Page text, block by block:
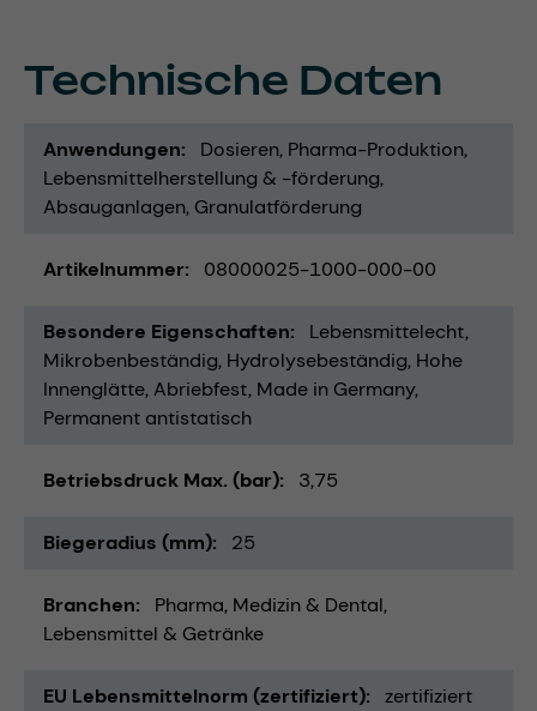
Technische Daten
Anwendungen Dosieren Pharma-Produktion
Lebensmittelherstellung & -förderung
Absauganlagen Granulatförderung
Artikelnummer 08000025-1000-000-00
Besondere Eigenschaften
Lebensmittelecht
Mikrobenbeständig Hydrolysebeständig Hohe
Innenglätte Abriebfest Made in Germany
Permanent antistatisch
Betriebsdruck Max. (bar) 3,75
Biegeradius (mm) 25
Branchen Pharma Medizin & Dental
Lebensmittel & Getränke
EU Lebensmittelnorm (zertifiziert)
zertifiziert